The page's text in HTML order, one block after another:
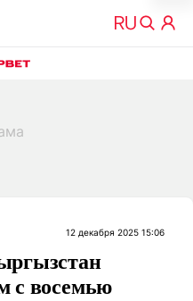
12 декабря 2025 15:06
с восемью